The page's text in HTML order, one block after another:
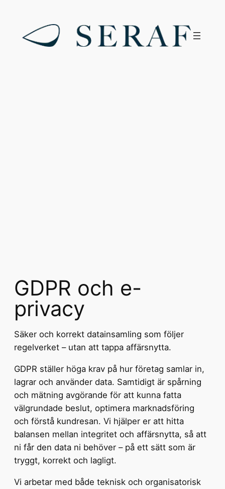
GDPR och e-
privacy
Säker och korrekt datainsamling som följer
regelverket – utan att tappa affärsnytta.
GDPR ställer höga krav på hur företag samlar in,
lagrar och använder data. Samtidigt är spårning
och mätning avgörande för att kunna fatta
välgrundade beslut, optimera marknadsföring
och förstå kundresan. Vi hjälper er att hitta
balansen mellan integritet och affärsnytta, så att
ni får den data ni behöver – på ett sätt som är
tryggt, korrekt och lagligt.
Vi arbetar med både teknisk och organisatorisk